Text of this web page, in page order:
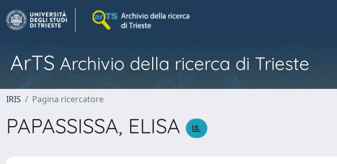
ArTS Archivio della ricerca di Trieste
IRIS Pagina ricercatore
PAPASSISSA, ELISA